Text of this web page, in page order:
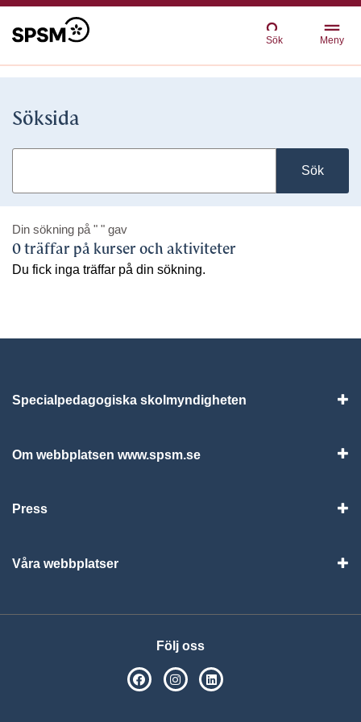
Sök Meny
Söksida
Sök
Din sökning på " " gav
0 träffar på kurser och aktiviteter
Du fick inga träffar på din sökning.
Specialpedagogiska skolmyndigheten
Om webbplatsen www.spsm.se
Press
Våra webbplatser
Följ oss
SPSM på Facebook
SPSM på Instagram